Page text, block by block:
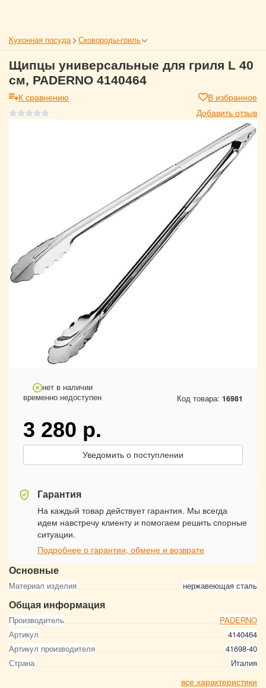
Кухонная посуда Сковороды-гриль
Щипцы универсальные для гриля L 40
см, PADERNO 4140464
К сравнению
В избранное
Добавить отзыв
Основные
Материал изделия нержавеющая сталь
Общая информация
Производитель
PADERNO
Артикул
4140464
Артикул производителя
41698-40
Страна
Италия
все характеристики
нет в наличии
временно недоступен
Код товара: 16981
3 280 р.
Уведомить о поступлении
Гарантия
На каждый товар действует гарантия. Мы всегда
идем навстречу клиенту и помогаем решить спорные
ситуации.
Подробнее о гарантии, обмене и возврате